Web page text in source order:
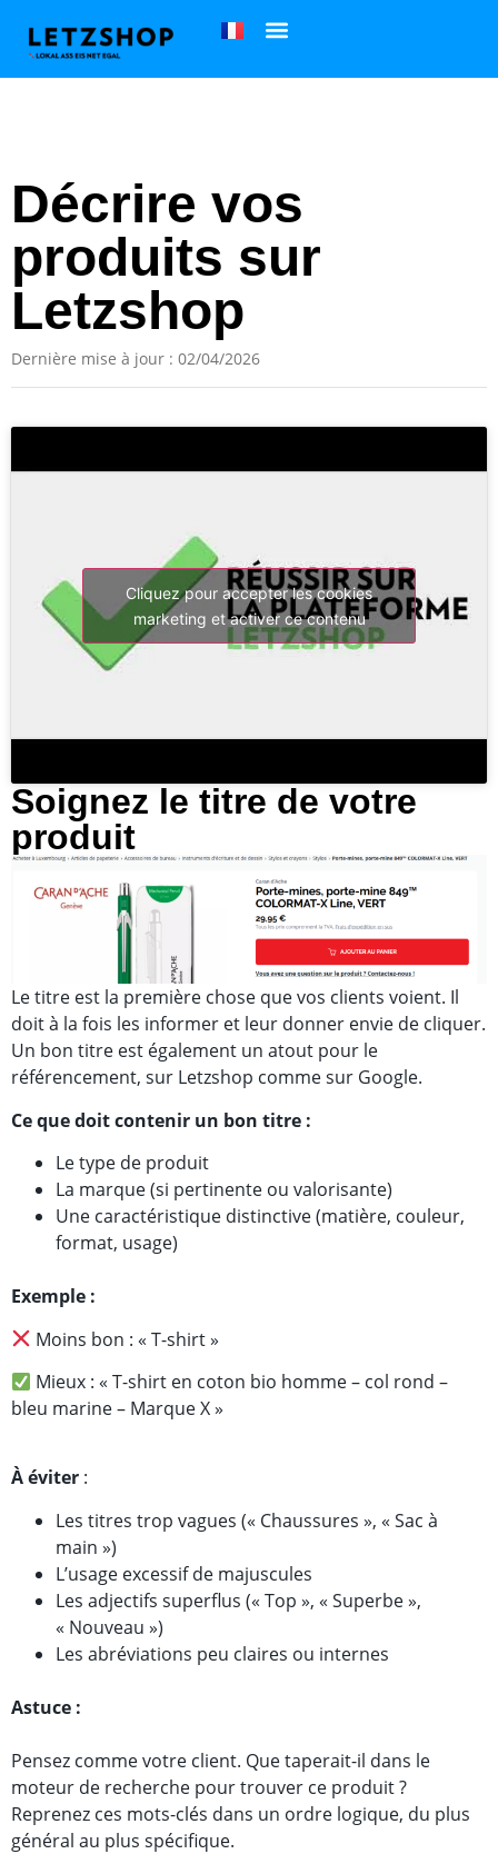
Décrire vos
produits sur
Letzshop
Dernière mise à jour : 02/04/2026
Cliquez pour accepter les cookies
marketing et activer ce contenu
Soignez le titre de votre
produit
Le titre est la première chose que vos clients voient. Il
doit à la fois les informer et leur donner envie de cliquer.
Un bon titre est également un atout pour le
référencement, sur Letzshop comme sur Google.
Ce que doit contenir un bon titre :
Le type de produit
La marque (si pertinente ou valorisante)
Une caractéristique distinctive (matière, couleur,
format, usage)
Exemple :
Moins bon : « T-shirt »
Mieux : « T-shirt en coton bio homme – col rond –
bleu marine – Marque X »
À éviter :
Les titres trop vagues (« Chaussures », « Sac à
main »)
L’usage excessif de majuscules
Les adjectifs superflus (« Top », « Superbe »,
« Nouveau »)
Les abréviations peu claires ou internes
Astuce :
Pensez comme votre client. Que taperait-il dans le
moteur de recherche pour trouver ce produit ?
Reprenez ces mots-clés dans un ordre logique, du plus
général au plus spécifique.